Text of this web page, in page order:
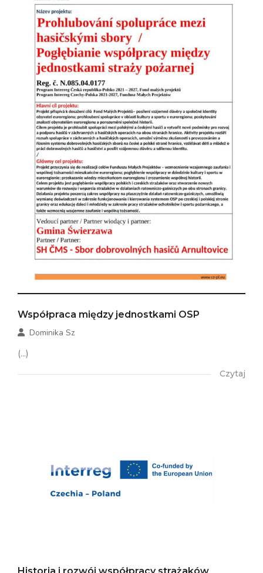
Współpraca między jednostkami OSP
Dominika Sz
(...)
Czytaj
Historia i rozwój współpracy strażaków